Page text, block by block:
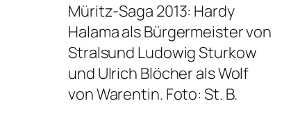
Müritz-Saga 2013: Hardy
Halama als Bürgermeister von
Stralsund Ludowig Sturkow
und Ulrich Blöcher als Wolf
von Warentin. Foto: St. B.